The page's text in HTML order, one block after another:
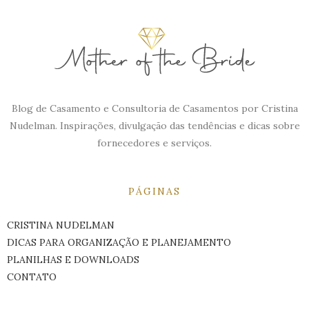
Blog de Casamento e Consultoria de Casamentos por Cristina
Nudelman. Inspirações, divulgação das tendências e dicas sobre
fornecedores e serviços.
PÁGINAS
CRISTINA NUDELMAN
DICAS PARA ORGANIZAÇÃO E PLANEJAMENTO
PLANILHAS E DOWNLOADS
CONTATO